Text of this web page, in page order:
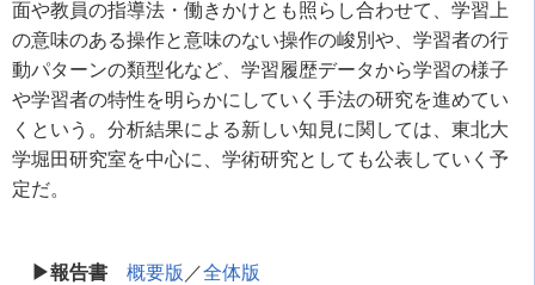
面や教員の指導法・働きかけとも照らし合わせて、学習上
の意味のある操作と意味のない操作の峻別や、学習者の行
動パターンの類型化など、学習履歴データから学習の様子
や学習者の特性を明らかにしていく手法の研究を進めてい
くという。分析結果による新しい知見に関しては、東北大
学堀田研究室を中心に、学術研究としても公表していく予
定だ。
▶︎報告書 概要版 ／全体版